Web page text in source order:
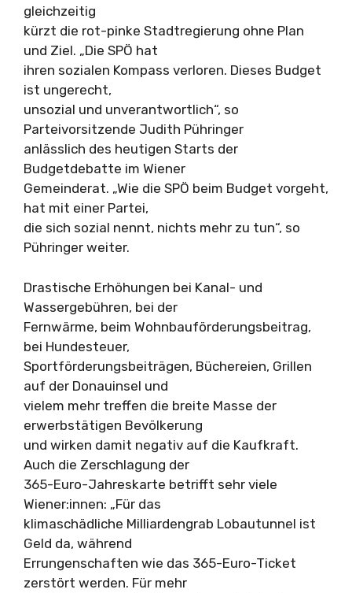
gleichzeitig
kürzt die rot-pinke Stadtregierung ohne Plan
und Ziel. „Die SPÖ hat
ihren sozialen Kompass verloren. Dieses Budget
ist ungerecht,
unsozial und unverantwortlich“, so
Parteivorsitzende Judith Pühringer
anlässlich des heutigen Starts der
Budgetdebatte im Wiener
Gemeinderat. „Wie die SPÖ beim Budget vorgeht,
hat mit einer Partei,
die sich sozial nennt, nichts mehr zu tun“, so
Pühringer weiter.
Drastische Erhöhungen bei Kanal- und
Wassergebühren, bei der
Fernwärme, beim Wohnbauförderungsbeitrag,
bei Hundesteuer,
Sportförderungsbeiträgen, Büchereien, Grillen
auf der Donauinsel und
vielem mehr treffen die breite Masse der
erwerbstätigen Bevölkerung
und wirken damit negativ auf die Kaufkraft.
Auch die Zerschlagung der
365-Euro-Jahreskarte betrifft sehr viele
Wiener:innen: „Für das
klimaschädliche Milliardengrab Lobautunnel ist
Geld da, während
Errungenschaften wie das 365-Euro-Ticket
zerstört werden. Für mehr